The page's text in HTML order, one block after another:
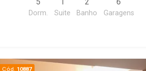
em um terreno espaçoso e versátil,
ideal para quem busca conforto,
frontal ideal para construção de
Dorm. Suite Banho Garagens
Cód. 10887